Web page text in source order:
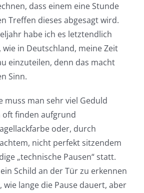
dass einem eine Stunde
Treffen dieses abgesagt wird.
habe ich es letztendlich
in Deutschland, meine Zeit
einzuteilen, denn das macht
Sinn.
muss man sehr viel Geduld
finden aufgrund
oder, durch
nicht perfekt sitzendem
„technische Pausen“ statt.
Schild an der Tür zu erkennen
lange die Pause dauert, aber